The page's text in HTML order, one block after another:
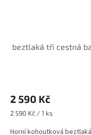
beztlaká tři cestná
2 590 Kč
Měrná
2 590 Kč / 1 ks
Horní kohoutková